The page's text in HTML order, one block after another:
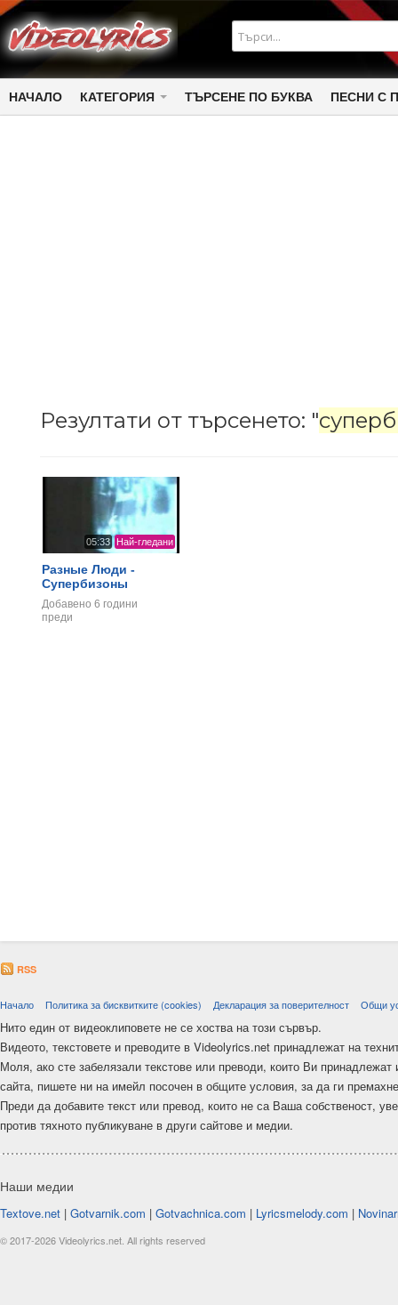
НАЧАЛО КАТЕГОРИЯ ТЪРСЕНЕ ПО БУКВА ПЕСНИ С
Резултати от търсенето: "
05:33 Най-гледани
Разные Люди -
Супербизоны
Добавено 6 години
преди
RSS
Начало Политика за бисквитките (cookies) Декларация за поверителност Общи
Нито един от видеоклиповете не се хоства на този сървър.
Видеото, текстовете и преводите в Videolyrics.net принадлежат на
Моля, ако сте забелязали текстове или преводи, които Ви
сайта, пишете ни на имейл посочен в общите условия, за да ги
Преди да добавите текст или превод, които не са Ваша собственост,
против тяхното публикуване в други сайтове и медии.
Наши медии
Textove.net | Gotvarnik.com | Gotvachnica.com | Lyricsmelody.com |
© 2017-2026 Videolyrics.net. All rights reserved